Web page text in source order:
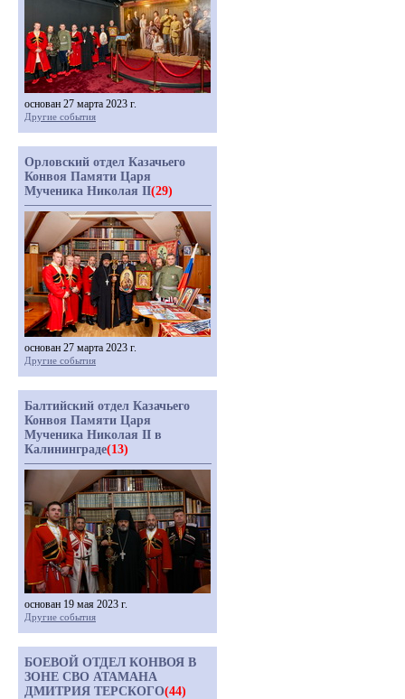
основан 27 марта 2023 г.
Другие события
Орловский отдел Казачьего
Конвоя Памяти Царя
Мученика Николая II(29)
основан 27 марта 2023 г.
Другие события
Балтийский отдел Казачьего
Конвоя Памяти Царя
Мученика Николая II в
Калининграде(13)
основан 19 мая 2023 г.
Другие события
БОЕВОЙ ОТДЕЛ КОНВОЯ В
ЗОНЕ СВО АТАМАНА
ДМИТРИЯ ТЕРСКОГО(44)